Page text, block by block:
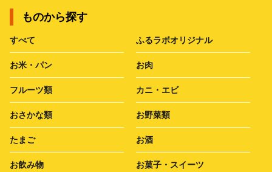
ものから探す
すべて ふるラボオリジナル
お米・パン お肉
フルーツ類 カニ・エビ
おさかな類 お野菜類
たまご お酒
お飲み物 お菓子・スイーツ